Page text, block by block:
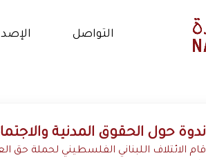
التواصل
التطوع
ندوة حول الحقوق المدنية
قام الائتلاف اللبناني الفلسطيني لحملة حق